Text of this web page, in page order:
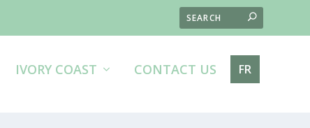
IVORY COAST CONTACT US FR